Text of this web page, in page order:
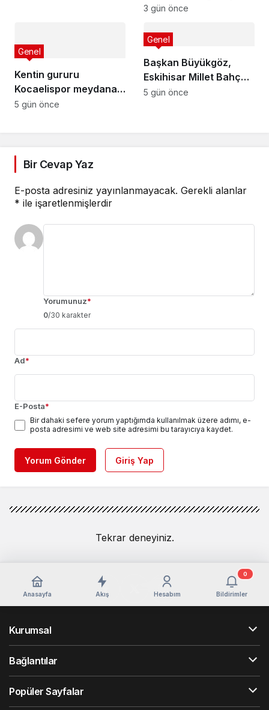
coşturdu
3 gün önce
Kentin gururu
Kocaelispor meydana
iniyor
Genel
5 gün önce
Başkan Büyükgöz,
Eskihisar Millet Bahçesi
ve Botanik Parkı’nda
Genel
5 gün önce
Bir Cevap Yaz
E-posta adresiniz yayınlanmayacak. Gerekli alanlar
* ile işaretlenmişlerdir
Yorumunuz*
0/30 karakter
Ad*
E-Posta*
Bir dahaki sefere yorum yaptığımda kullanılmak üzere adımı, e-
posta adresimi ve web site adresimi bu tarayıcıya kaydet.
Yorum Gönder Giriş Yap
Tekrar deneyiniz.
Anasayfa Akış Hesabım Bildirimler
0
Kurumsal
Bağlantılar
Popüler Sayfalar